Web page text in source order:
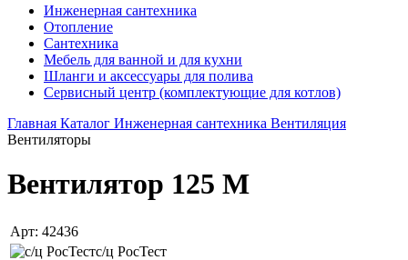
Инженерная сантехника
Отопление
Сантехника
Мебель для ванной и для кухни
Шланги и аксессуары для полива
Сервисный центр (комплектующие для котлов)
Главная Каталог Инженерная сантехника Вентиляция
Вентиляторы
Вентилятор 125 М
Арт: 42436
с/ц РосТест